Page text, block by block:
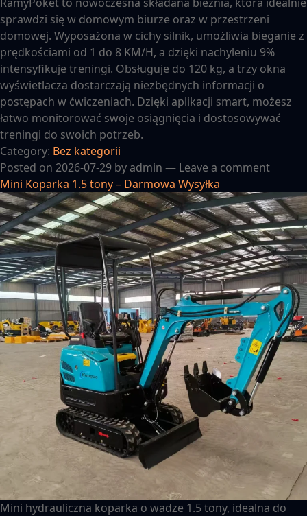
sprawdzi się w domowym biurze oraz w przestrzeni
domowej. Wyposażona w cichy silnik, umożliwia bieganie z
prędkościami od 1 do 8 KM/H, a dzięki nachyleniu 9%
intensyfikuje treningi. Obsługuje do 120 kg, a trzy okna
wyświetlacza dostarczają niezbędnych informacji o
postępach w ćwiczeniach. Dzięki aplikacji smart, możesz
łatwo monitorować swoje osiągnięcia i dostosowywać
treningi do swoich potrzeb.
Category: Bez kategorii
Posted on 2026-07-29 by admin — Leave a comment
Mini Koparka 1.5 tony – Darmowa Wysyłka
Mini hydrauliczna koparka o wadze 1.5 tony, idealna do